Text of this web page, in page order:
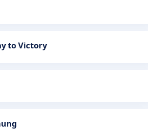
to Victory